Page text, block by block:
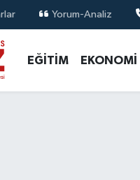
Yorum-Analiz
EĞİTİM EKONOMİ